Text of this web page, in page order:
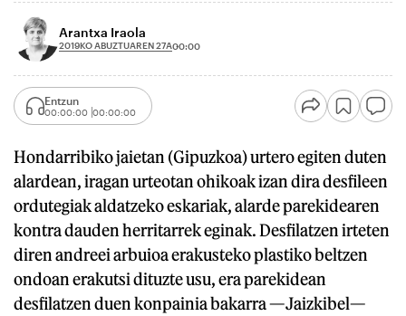
Arantxa Iraola
2019KO ABUZTUAREN 27A00:00
Entzun
00:00:00 00:00:00
Hondarribiko jaietan (Gipuzkoa) urtero egiten duten
alardean, iragan urteotan ohikoak izan dira desfileen
ordutegiak aldatzeko eskariak, alarde parekidearen
kontra dauden herritarrek eginak. Desfilatzen irteten
diren andreei arbuioa erakusteko plastiko beltzen
ondoan erakutsi dituzte usu, era parekidean
desfilatzen duen konpainia bakarra —Jaizkibel—